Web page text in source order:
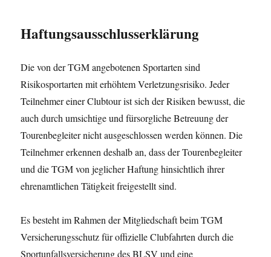
Haftungsausschlusserklärung
Die von der TGM angebotenen Sportarten sind
Risikosportarten mit erhöhtem Verletzungsrisiko. Jeder
Teilnehmer einer Clubtour ist sich der Risiken bewusst, die
auch durch umsichtige und fürsorgliche Betreuung der
Tourenbegleiter nicht ausgeschlossen werden können. Die
Teilnehmer erkennen deshalb an, dass der Tourenbegleiter
und die TGM von jeglicher Haftung hinsichtlich ihrer
ehrenamtlichen Tätigkeit freigestellt sind.
Es besteht im Rahmen der Mitgliedschaft beim TGM
Versicherungsschutz für offizielle Clubfahrten durch die
Sportunfallsversicherung des BLSV und eine